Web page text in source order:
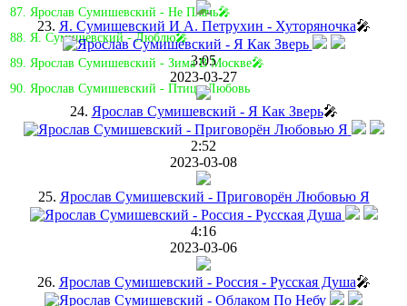
87. Ярослав Сумишевский - Не Плачь🎤
88. Я. Сумишевский - Люблю🎤
89. Ярослав Сумишевский - Зима В Москве🎤
90. Ярослав Сумишевский - Птица-Любовь
23. Я. Сумишевский И А. Петрухин - Хуторяночка🎤
3:05
2023-03-27
24. Ярослав Сумишевский - Я Как Зверь🎤
2:52
2023-03-08
25. Ярослав Сумишевский - Приговорён Любовью Я
4:16
2023-03-06
26. Ярослав Сумишевский - Россия - Русская Душа🎤